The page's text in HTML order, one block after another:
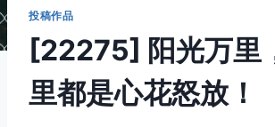
投稿作品
[22275] 阳光万里
里都是心花怒放！